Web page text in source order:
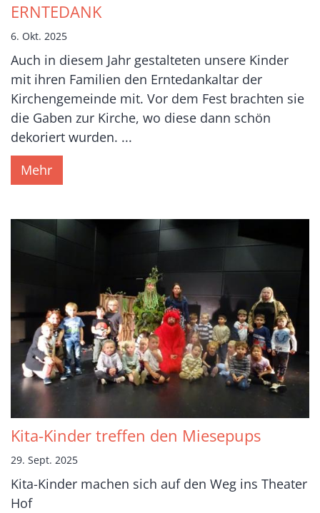
ERNTEDANK
6. Okt. 2025
Auch in diesem Jahr gestalteten unsere Kinder
mit ihren Familien den Erntedankaltar der
Kirchengemeinde mit. Vor dem Fest brachten sie
die Gaben zur Kirche, wo diese dann schön
dekoriert wurden. ...
Mehr
Kita-Kinder treffen den Miesepups
29. Sept. 2025
Kita-Kinder machen sich auf den Weg ins Theater
Hof